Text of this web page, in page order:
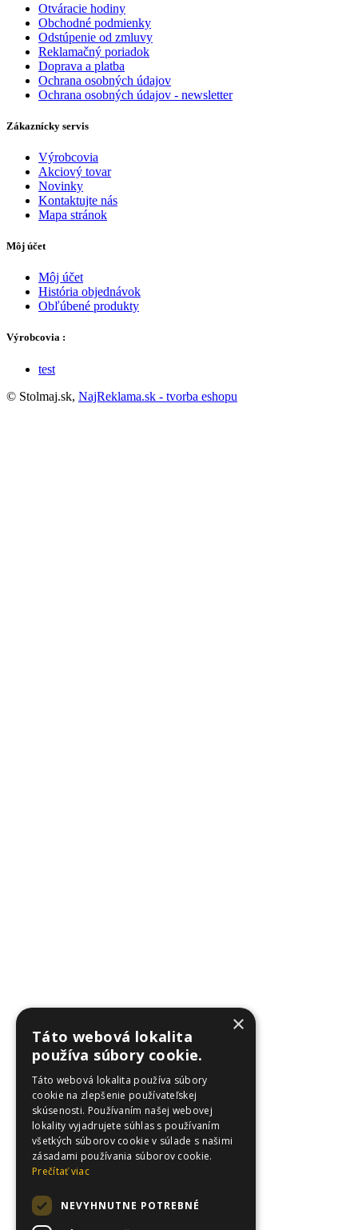
Otváracie hodiny
Obchodné podmienky
Odstúpenie od zmluvy
Reklamačný poriadok
Doprava a platba
Ochrana osobných údajov
Ochrana osobných údajov - newsletter
Zákaznícky servis
Výrobcovia
Akciový tovar
Novinky
Kontaktujte nás
Mapa stránok
Môj účet
Môj účet
História objednávok
Obľúbené produkty
Výrobcovia :
test
© Stolmaj.sk, NajReklama.sk - tvorba eshopu
×
Táto webová lokalita
používa súbory cookie.
Táto webová lokalita používa súbory
cookie na zlepšenie používateľskej
skúsenosti. Používaním našej webovej
lokality vyjadrujete súhlas s používaním
všetkých súborov cookie v súlade s našimi
zásadami používania súborov cookie.
Prečítať viac
NEVYHNUTNE POTREBNÉ